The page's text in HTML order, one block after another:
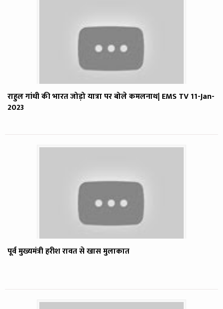
राहुल गांधी की भारत जोड़ो यात्रा पर बोले कमलनाथ| EMS TV 11-Jan-
2023
पूर्व मुख्यमंत्री हरीश रावत से खास मुलाकात